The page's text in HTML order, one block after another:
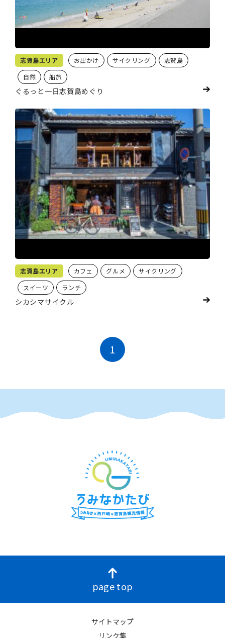
志賀島エリア お出かけ サイクリング
志賀島
自然
船旅
ぐるっと一日志賀島めぐり
志賀島エリア カフェ グルメ
サイクリング
スイーツ
ランチ
シカシマサイクル
1
page top
サイトマップ
リンク集